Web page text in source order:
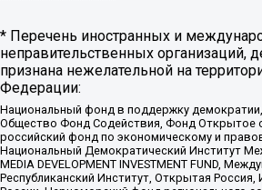
* Перечень иностранных и
неправительственных организаций,
признана нежелательной на
Федерации:
Национальный фонд в поддержку
Общество Фонд Содействия, Фонд Открытое
российский фонд по экономическому и
Национальный Демократический Институт
MEDIA DEVELOPMENT INVESTMENT FUND,
Республиканский Институт, Открытая